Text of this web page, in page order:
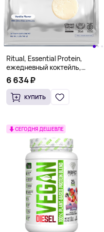
Ritual, Essential Protein,
ежедневный коктейль,
ваниль, 459 г (1 фунт)
6 634 ₽
КУПИТЬ
СЕГОДНЯ ДЕШЕВЛЕ